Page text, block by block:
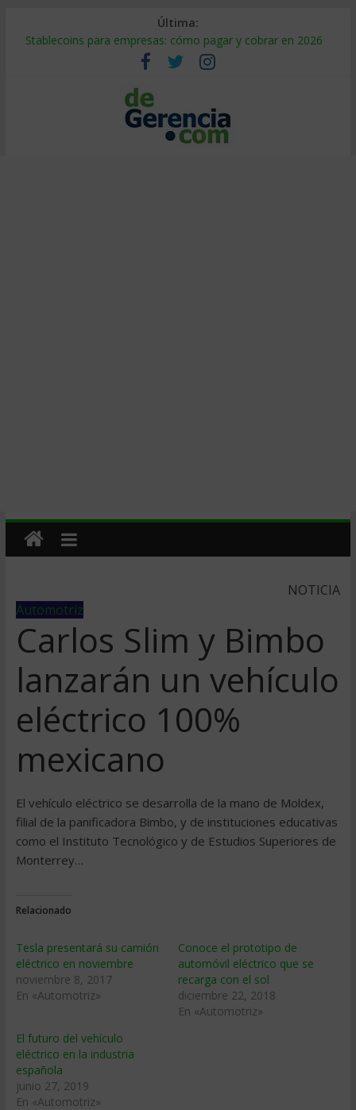
Última:
Stablecoins para empresas: cómo pagar y cobrar en 2026
Despido silencioso: qué es y por qué sale tan caro
IA en selección de personal: cómo auditarla a tiempo
Trabajo forzoso en la cadena de suministro: qué hacer
Mercado hispano de EE. UU.: cómo segmentarlo y venderle
NOTICIA
Automotriz
Carlos Slim y Bimbo
lanzarán un vehículo
eléctrico 100%
mexicano
El vehículo eléctrico se desarrolla de la mano de Moldex,
filial de la panificadora Bimbo, y de instituciones educativas
como el Instituto Tecnológico y de Estudios Superiores de
Monterrey…
Relacionado
Tesla presentará su camión
eléctrico en noviembre
noviembre 8, 2017
En «Automotriz»
Conoce el prototipo de
automóvil eléctrico que se
recarga con el sol
diciembre 22, 2018
En «Automotriz»
El futuro del vehículo
eléctrico en la industria
española
junio 27, 2019
En «Automotriz»